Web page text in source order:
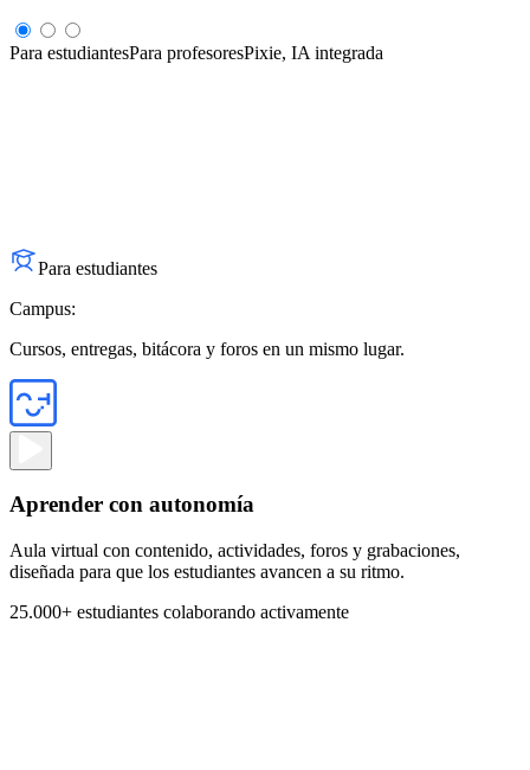
Para estudiantesPara profesoresPixie, IA integrada
Para estudiantes
Campus:
Cursos, entregas, bitácora y foros en un mismo lugar.
Aprender con autonomía
Aula virtual con contenido, actividades, foros y grabaciones,
diseñada para que los estudiantes avancen a su ritmo.
25.000+ estudiantes colaborando activamente